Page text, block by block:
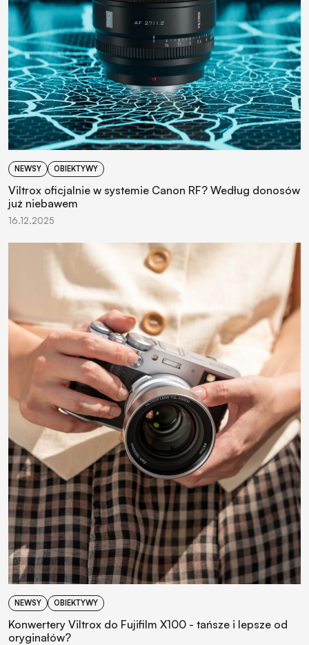
NEWSY OBIEKTYWY
Viltrox oficjalnie w systemie Canon RF? Według donosów
już niebawem
16.12.2025
NEWSY OBIEKTYWY
Konwertery Viltrox do Fujifilm X100 - tańsze i lepsze od
oryginałów?